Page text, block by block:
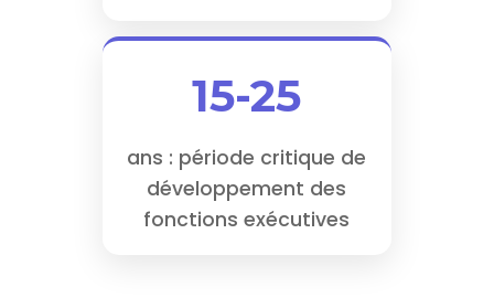
15-25
ans : période critique de
développement des
fonctions exécutives